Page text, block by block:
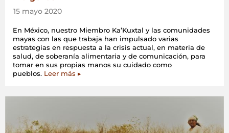
15 mayo 2020
En México, nuestro Miembro Ka’Kuxtal y las comunidades
mayas con las que trabaja han impulsado varias
estrategias en respuesta a la crisis actual, en materia de
salud, de soberanía alimentaria y de comunicación, para
tomar en sus propias manos su cuidado como
pueblos. Leer más ▸